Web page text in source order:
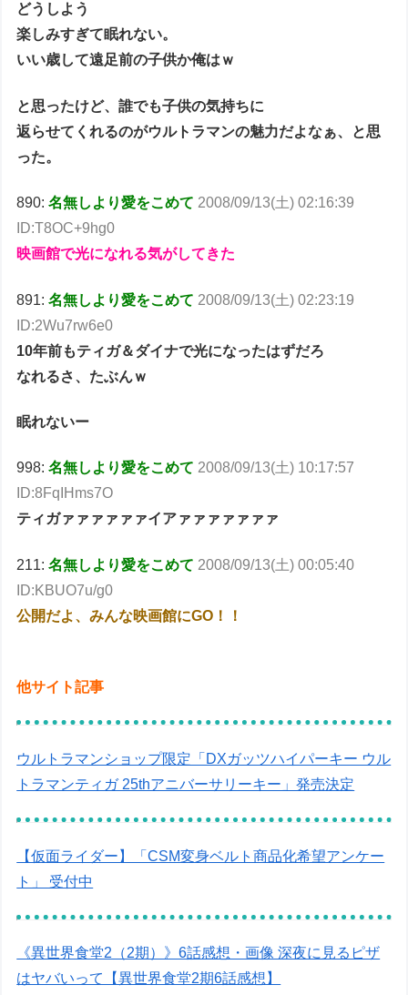
どうしよう
楽しみすぎて眠れない。
いい歳して遠足前の子供か俺はｗ
と思ったけど、誰でも子供の気持ちに
返らせてくれるのがウルトラマンの魅力だよなぁ、と思
った。
890:名無しより愛をこめて 2008/09/13(土) 02:16:39
ID:T8OC+9hg0
映画館で光になれる気がしてきた
891:名無しより愛をこめて 2008/09/13(土) 02:23:19
ID:2Wu7rw6e0
10年前もティガ＆ダイナで光になったはずだろ
なれるさ、たぶんｗ
眠れないー
998:名無しより愛をこめて 2008/09/13(土) 10:17:57
ID:8FqIHms7O
ティガァァァァァァイアァァァァァァァ
211:名無しより愛をこめて 2008/09/13(土) 00:05:40
ID:KBUO7u/g0
公開だよ、みんな映画館にGO！！
他サイト記事
ウルトラマンショップ限定「DXガッツハイパーキー ウル
トラマンティガ 25thアニバーサリーキー」発売決定
【仮面ライダー】「CSM変身ベルト商品化希望アンケー
ト」 受付中
《異世界食堂2（2期）》6話感想・画像 深夜に見るピザ
はヤバいって【異世界食堂2期6話感想】